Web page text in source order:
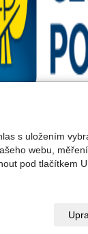
Sledujte
s uložením
webu,
pod tlačítkem